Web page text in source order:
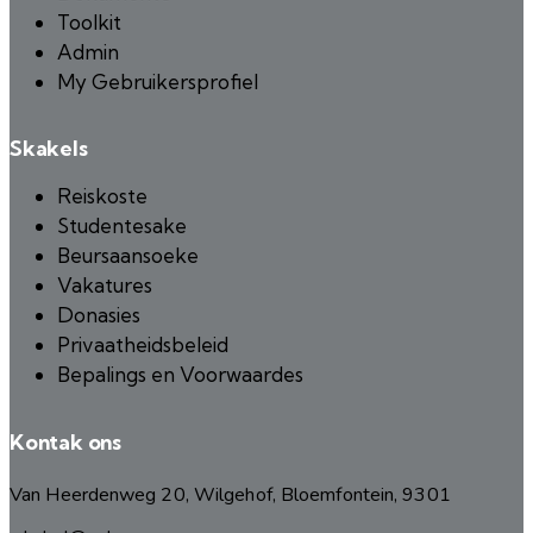
Toolkit
Admin
My Gebruikersprofiel
Skakels
Reiskoste
Studentesake
Beursaansoeke
Vakatures
Donasies
Privaatheidsbeleid
Bepalings en Voorwaardes
Kontak ons
Van Heerdenweg 20, Wilgehof, Bloemfontein, 9301